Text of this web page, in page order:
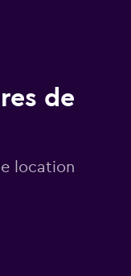
de
location